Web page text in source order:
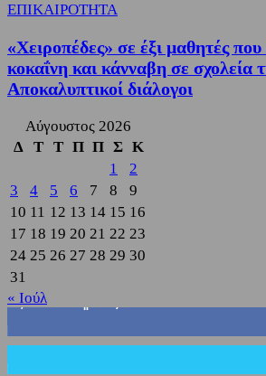
ΕΠΙΚΑΙΡΟΤΗΤΑ
«Χειροπέδες» σε έξι μαθητές που
κοκαΐνη και κάνναβη σε σχολεία
Αποκαλυπτικοί διάλογοι
Αύγουστος 2026
Δ
Τ Τ Π Π Σ Κ
1
2
3
4 5 6 7 8
9
10 11 12 13 14 15 16
17 18 19 20 21 22 23
24 25 26 27 28 29 30
31
« Ιούλ
3,822